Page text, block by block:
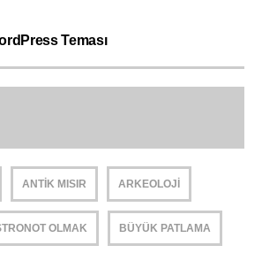
Teması
ANTIK MISIR ARKEOLOJI
OLMAK BÜYÜK PATLAMA